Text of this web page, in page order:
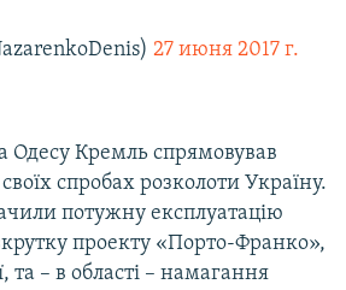
27 июня 2017 г.
Одесу Кремль спрямовував
спробах розколоти Україну.
потужну експлуатацію
проекту «Порто-Франко»,
та – в області – намагання